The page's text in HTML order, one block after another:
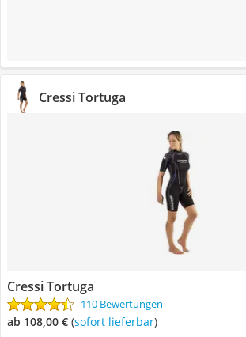
Cressi Tortuga
Cressi Tortuga
110 Bewertungen
ab 108,00 € ( Sofort lieferbar)